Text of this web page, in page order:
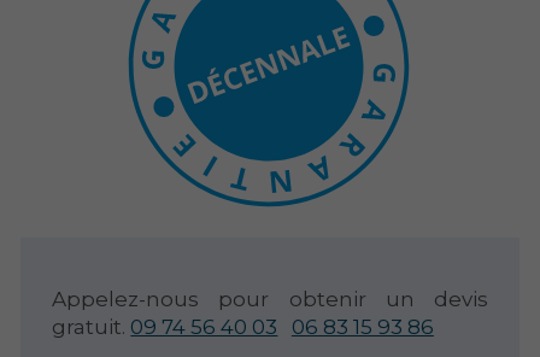
Appelez-nous pour obtenir un devis
gratuit. 09 74 56 40 03 06 83 15 93 86